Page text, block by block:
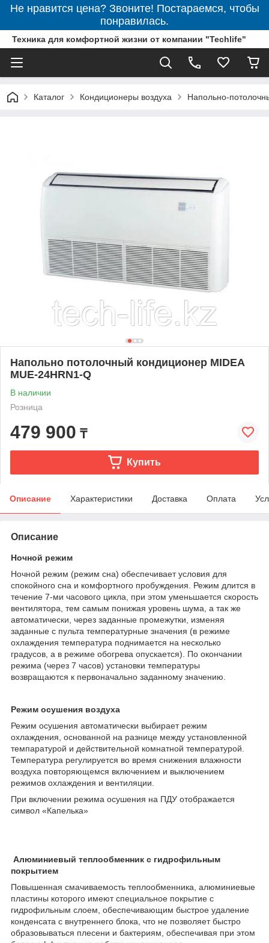
Не нравится цена? Звоните! Постараемся, чтобы
понравилась.
Техника для комфортной жизни от компании "Techlife"
Каталог Кондиционеры воздуха Напольно-
Напольно потолочный кондиционер MIDEA
MUE-24HRN1-Q
В наличии
Розница
479 900 ₸
Купить
Описание Характеристики Доставка Оплата
Описание
Ночной режим
Ночной режим (режим сна) обеспечивает условия для
спокойного сна и комфортного пробуждения. Режим длится в
течение 7-ми часового цикла, при этом уменьшается скорость
вентилятора, тем самым понижая уровень шума, а так же
автоматически, через заданные промежутки, изменяя
заданные с пульта температурные значения (в режиме
охлаждения температура поднимается на несколько
градусов, а в режиме обогрева опускается). По окончании
режима (через 7 часов) установки температуры
возвращаются к первоначально заданному значению.
Режим осушения воздуха
Режим осушения автоматически выбирает режим
охлаждения, основанной на разнице между установленной
темпаратурой и действительной комнатной температурой.
Температура регулируется во время снижения влажности
воздуха повторяющемся включением и выключением
режимов охлаждения и вентиляции.
При включении режима осушения на ПДУ отображается
символ «Капелька»
Алюминиевый теплообменник с гидрофильным
покрытием
Повышенная смачиваемость теплообменника, алюминиевые
пластины которого имеют специальное покрытие с
гидрофильным слоем, обеспечивающим быстрое удаление
конденсата с внутреннего блока, что не позволяет быстро
образовываться плесени и бактериям, обеспечивая при этом